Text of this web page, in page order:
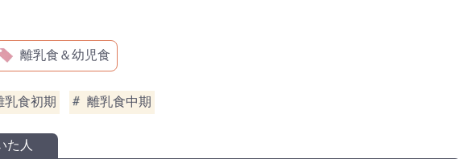
離乳食＆幼児食
乳食初期 離乳食中期
た人